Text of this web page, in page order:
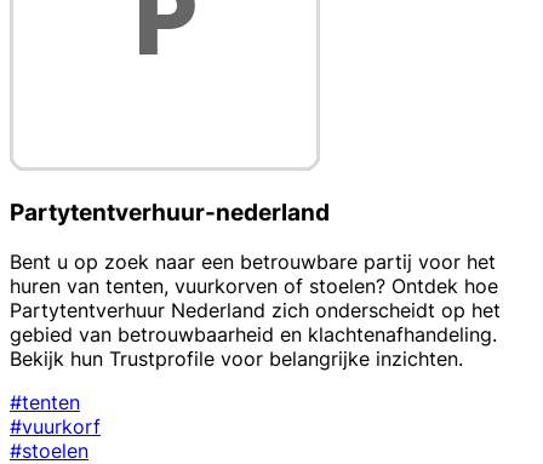
Partytentverhuur-nederland
Bent u op zoek naar een betrouwbare partij voor het
huren van tenten, vuurkorven of stoelen? Ontdek hoe
Partytentverhuur Nederland zich onderscheidt op het
gebied van betrouwbaarheid en klachtenafhandeling.
Bekijk hun Trustprofile voor belangrijke inzichten.
#tenten
#vuurkorf
#stoelen